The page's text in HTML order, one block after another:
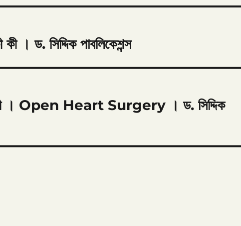
। ড. সিদ্দিক পাবলিকেশন্স
কী কী । Open Heart Surgery । ড. সিদ্দিক